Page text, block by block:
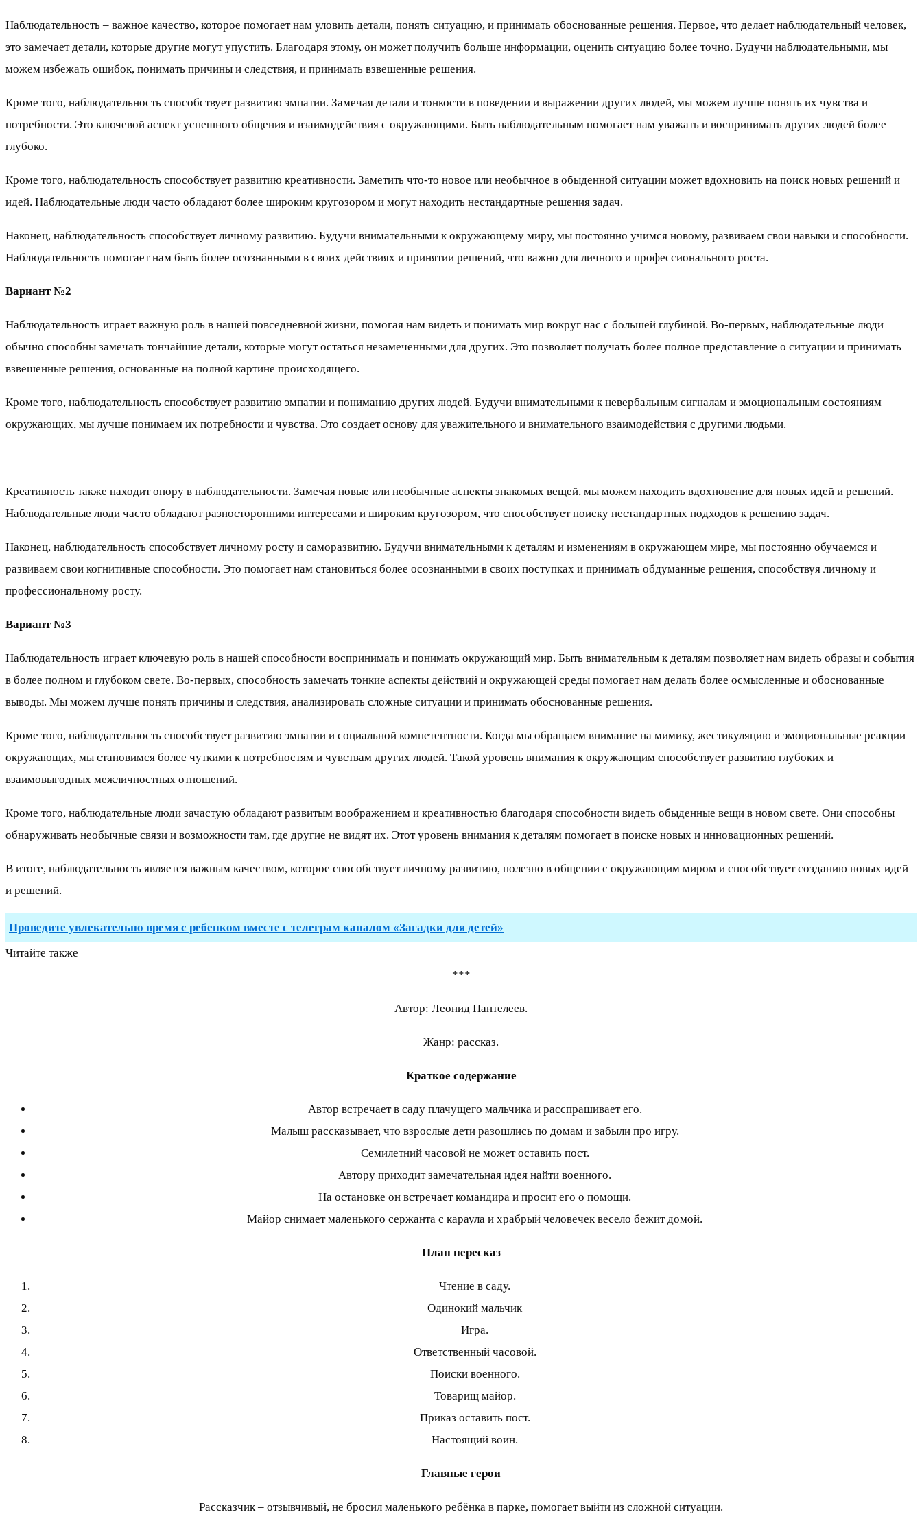
Наблюдательность – важное качество, которое помогает нам уловить детали, понять ситуацию, и принимать обоснованные решения. Первое, что делает наблюдательный человек,
это замечает детали, которые другие могут упустить. Благодаря этому, он может получить больше информации, оценить ситуацию более точно. Будучи наблюдательными, мы
можем избежать ошибок, понимать причины и следствия, и принимать взвешенные решения.
Кроме того, наблюдательность способствует развитию эмпатии. Замечая детали и тонкости в поведении и выражении других людей, мы можем лучше понять их чувства и
потребности. Это ключевой аспект успешного общения и взаимодействия с окружающими. Быть наблюдательным помогает нам уважать и воспринимать других людей более
глубоко.
Кроме того, наблюдательность способствует развитию креативности. Заметить что-то новое или необычное в обыденной ситуации может вдохновить на поиск новых решений и
идей. Наблюдательные люди часто обладают более широким кругозором и могут находить нестандартные решения задач.
Наконец, наблюдательность способствует личному развитию. Будучи внимательными к окружающему миру, мы постоянно учимся новому, развиваем свои навыки и способности.
Наблюдательность помогает нам быть более осознанными в своих действиях и принятии решений, что важно для личного и профессионального роста.
Вариант №2
Наблюдательность играет важную роль в нашей повседневной жизни, помогая нам видеть и понимать мир вокруг нас с большей глубиной. Во-первых, наблюдательные люди
обычно способны замечать тончайшие детали, которые могут остаться незамеченными для других. Это позволяет получать более полное представление о ситуации и принимать
взвешенные решения, основанные на полной картине происходящего.
Кроме того, наблюдательность способствует развитию эмпатии и пониманию других людей. Будучи внимательными к невербальным сигналам и эмоциональным состояниям
окружающих, мы лучше понимаем их потребности и чувства. Это создает основу для уважительного и внимательного взаимодействия с другими людьми.
Креативность также находит опору в наблюдательности. Замечая новые или необычные аспекты знакомых вещей, мы можем находить вдохновение для новых идей и решений.
Наблюдательные люди часто обладают разносторонними интересами и широким кругозором, что способствует поиску нестандартных подходов к решению задач.
Наконец, наблюдательность способствует личному росту и саморазвитию. Будучи внимательными к деталям и изменениям в окружающем мире, мы постоянно обучаемся и
развиваем свои когнитивные способности. Это помогает нам становиться более осознанными в своих поступках и принимать обдуманные решения, способствуя личному и
профессиональному росту.
Вариант №3
Наблюдательность играет ключевую роль в нашей способности воспринимать и понимать окружающий мир. Быть внимательным к деталям позволяет нам видеть образы и события
в более полном и глубоком свете. Во-первых, способность замечать тонкие аспекты действий и окружающей среды помогает нам делать более осмысленные и обоснованные
выводы. Мы можем лучше понять причины и следствия, анализировать сложные ситуации и принимать обоснованные решения.
Кроме того, наблюдательность способствует развитию эмпатии и социальной компетентности. Когда мы обращаем внимание на мимику, жестикуляцию и эмоциональные реакции
окружающих, мы становимся более чуткими к потребностям и чувствам других людей. Такой уровень внимания к окружающим способствует развитию глубоких и
взаимовыгодных межличностных отношений.
Кроме того, наблюдательные люди зачастую обладают развитым воображением и креативностью благодаря способности видеть обыденные вещи в новом свете. Они способны
обнаруживать необычные связи и возможности там, где другие не видят их. Этот уровень внимания к деталям помогает в поиске новых и инновационных решений.
В итоге, наблюдательность является важным качеством, которое способствует личному развитию, полезно в общении с окружающим миром и способствует созданию новых идей
и решений.
Проведите увлекательно время с ребенком вместе с телеграм каналом «Загадки для детей»
Читайте также
***
Автор: Леонид Пантелеев.
Жанр: рассказ.
Краткое содержание
Автор встречает в саду плачущего мальчика и расспрашивает его.
Малыш рассказывает, что взрослые дети разошлись по домам и забыли про игру.
Семилетний часовой не может оставить пост.
Автору приходит замечательная идея найти военного.
На остановке он встречает командира и просит его о помощи.
Майор снимает маленького сержанта с караула и храбрый человечек весело бежит домой.
План пересказ
Чтение в саду.
Одинокий мальчик
Игра.
Ответственный часовой.
Поиски военного.
Товарищ майор.
Приказ оставить пост.
Настоящий воин.
Главные герои
Рассказчик – отзывчивый, не бросил маленького ребёнка в парке, помогает выйти из сложной ситуации.